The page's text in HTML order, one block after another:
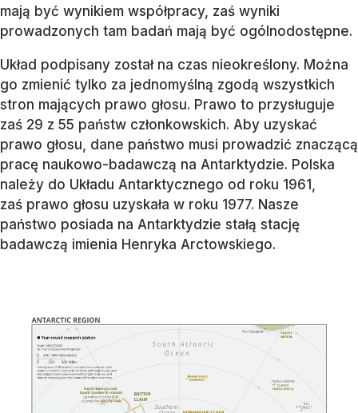
mają być wynikiem współpracy, zaś wyniki
prowadzonych tam badań mają być ogólnodostępne.
Układ podpisany został na czas nieokreślony. Można
go zmienić tylko za jednomyślną zgodą wszystkich
stron mających prawo głosu. Prawo to przysługuje
zaś 29 z 55 państw członkowskich. Aby uzyskać
prawo głosu, dane państwo musi prowadzić znaczącą
pracę naukowo-badawczą na Antarktydzie. Polska
należy do Układu Antarktycznego od roku 1961,
zaś prawo głosu uzyskała w roku 1977. Nasze
państwo posiada na Antarktydzie stałą stację
badawczą imienia Henryka Arctowskiego.